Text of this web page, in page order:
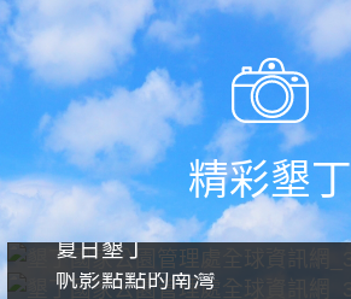
精彩墾丁
夏日墾丁
帆影點點的南灣